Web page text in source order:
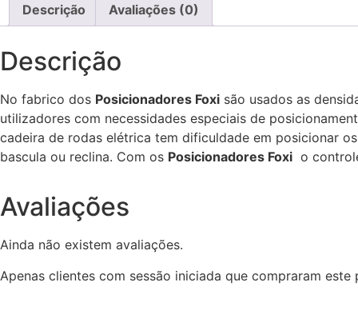
Descrição Avaliações (0)
Descrição
No fabrico dos Posicionadores Foxi são usados as
utilizadores com necessidades especiais de
cadeira de rodas elétrica tem dificuldade em posicionar
bascula ou reclina. Com os Posicionadores Foxi o
Avaliações
Ainda não existem avaliações.
Apenas clientes com sessão iniciada que compraram